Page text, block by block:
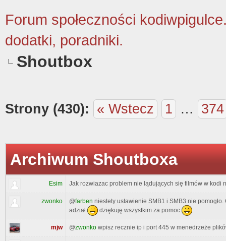
Forum społeczności
dodatki, poradniki.
Shoutbox
Strony (430): « Wstecz 1 … 374
Archiwum Shoutboxa
Esim Jak rozwiazac problem nie lądujących się filmów w kodi
zwonko @farben niestety ustawienie SMB1 i SMB3 nie
adział
dziękuję wszystkim za pomoc
mjw @zwonko wpisz recznie ip i port 445 w menedrzeże